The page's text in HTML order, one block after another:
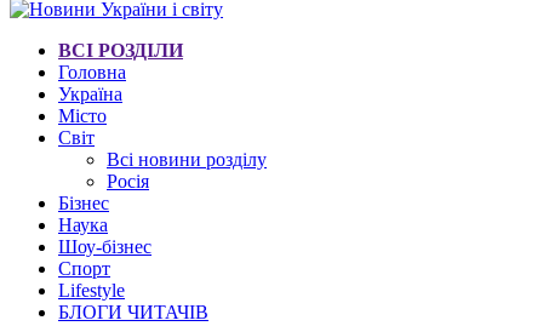
ВСІ РОЗДІЛИ
Головна
Україна
Місто
Світ
Всі новини розділу
Росія
Бізнес
Наука
Шоу-бізнес
Спорт
Lifestyle
БЛОГИ ЧИТАЧІВ